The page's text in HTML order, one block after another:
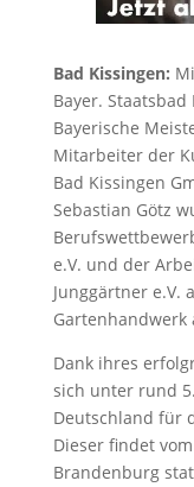
Bad Kissingen:
Bayer.
Bayerische
Mitarbeiter der
Bad Kissingen
Sebastian Götz
e.V. und der
Junggärtner e.V.
Gartenhandwerk
Dank ihres
sich unter rund
Deutschland für
Dieser findet
Brandenburg